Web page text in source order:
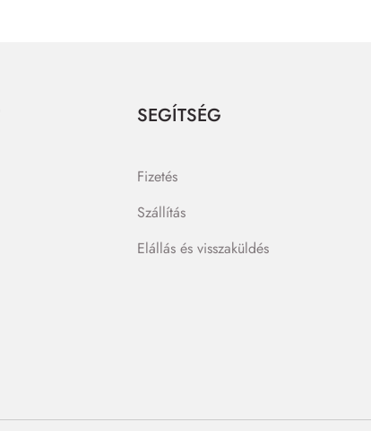
SEGÍTSÉG
Fizetés
Szállítás
Elállás és visszaküldés